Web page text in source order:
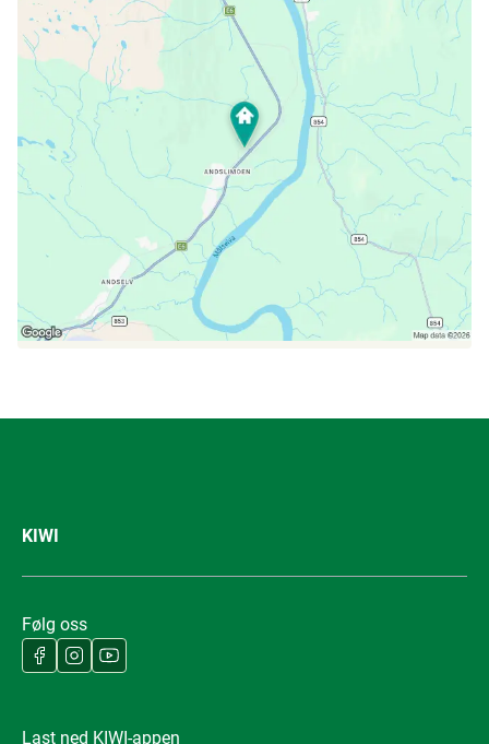
KIWI
Følg oss
Last ned KIWI-appen